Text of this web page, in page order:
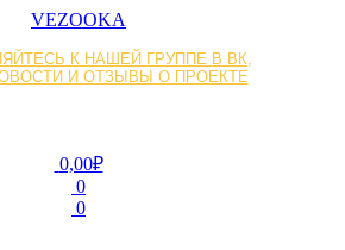
VEZOOKA
К НАШЕЙ ГРУППЕ В ВК,
И ОТЗЫВЫ О ПРОЕКТЕ
0,00₽
0
0